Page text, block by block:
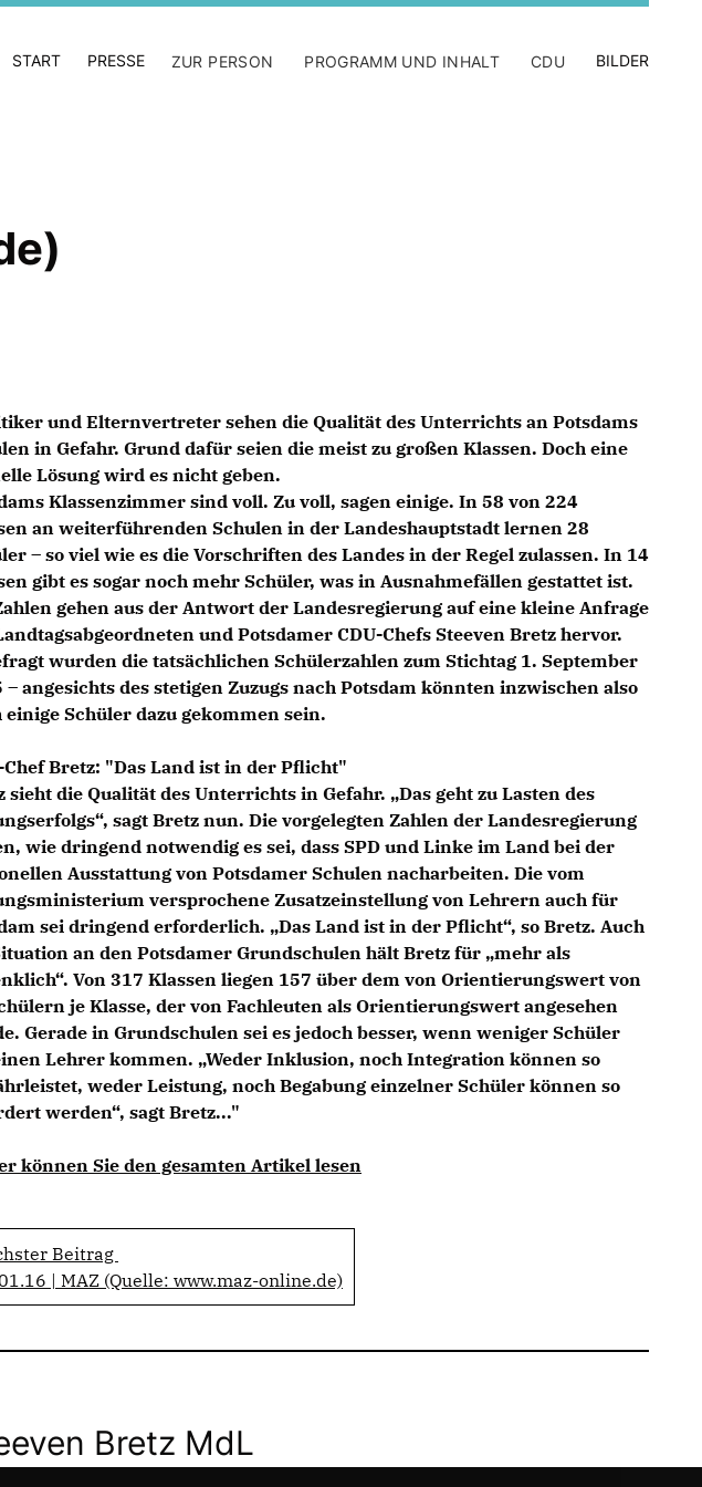
START PRESSE ZUR PERSON PROGRAMM UND INHALT CDU BILDER
und Elternvertreter sehen die Qualität des Unterrichts an Potsdams
in Gefahr. Grund dafür seien die meist zu großen Klassen. Doch eine
Lösung wird es nicht geben.
Klassenzimmer sind voll. Zu voll, sagen einige. In 58 von 224
an weiterführenden Schulen in der Landeshauptstadt lernen 28
– so viel wie es die Vorschriften des Landes in der Regel zulassen. In 14
gibt es sogar noch mehr Schüler, was in Ausnahmefällen gestattet ist.
gehen aus der Antwort der Landesregierung auf eine kleine Anfrage
und Potsdamer CDU-Chefs Steeven Bretz hervor.
wurden die tatsächlichen Schülerzahlen zum Stichtag 1. September
– angesichts des stetigen Zuzugs nach Potsdam könnten inzwischen also
einige Schüler dazu gekommen sein.
Chef Bretz: "Das Land ist in der Pflicht"
sieht die Qualität des Unterrichts in Gefahr. „Das geht zu Lasten des
sagt Bretz nun. Die vorgelegten Zahlen der Landesregierung
wie dringend notwendig es sei, dass SPD und Linke im Land bei der
Ausstattung von Potsdamer Schulen nacharbeiten. Die vom
versprochene Zusatzeinstellung von Lehrern auch für
sei dringend erforderlich. „Das Land ist in der Pflicht“, so Bretz. Auch
an den Potsdamer Grundschulen hält Bretz für „mehr als
Von 317 Klassen liegen 157 über dem von Orientierungswert von
je Klasse, der von Fachleuten als Orientierungswert angesehen
Gerade in Grundschulen sei es jedoch besser, wenn weniger Schüler
Lehrer kommen. „Weder Inklusion, noch Integration können so
weder Leistung, noch Begabung einzelner Schüler können so
werden“, sagt Bretz..."
können Sie den gesamten Artikel lesen
Beitrag
| MAZ (Quelle: www.maz-online.de)
Bretz MdL